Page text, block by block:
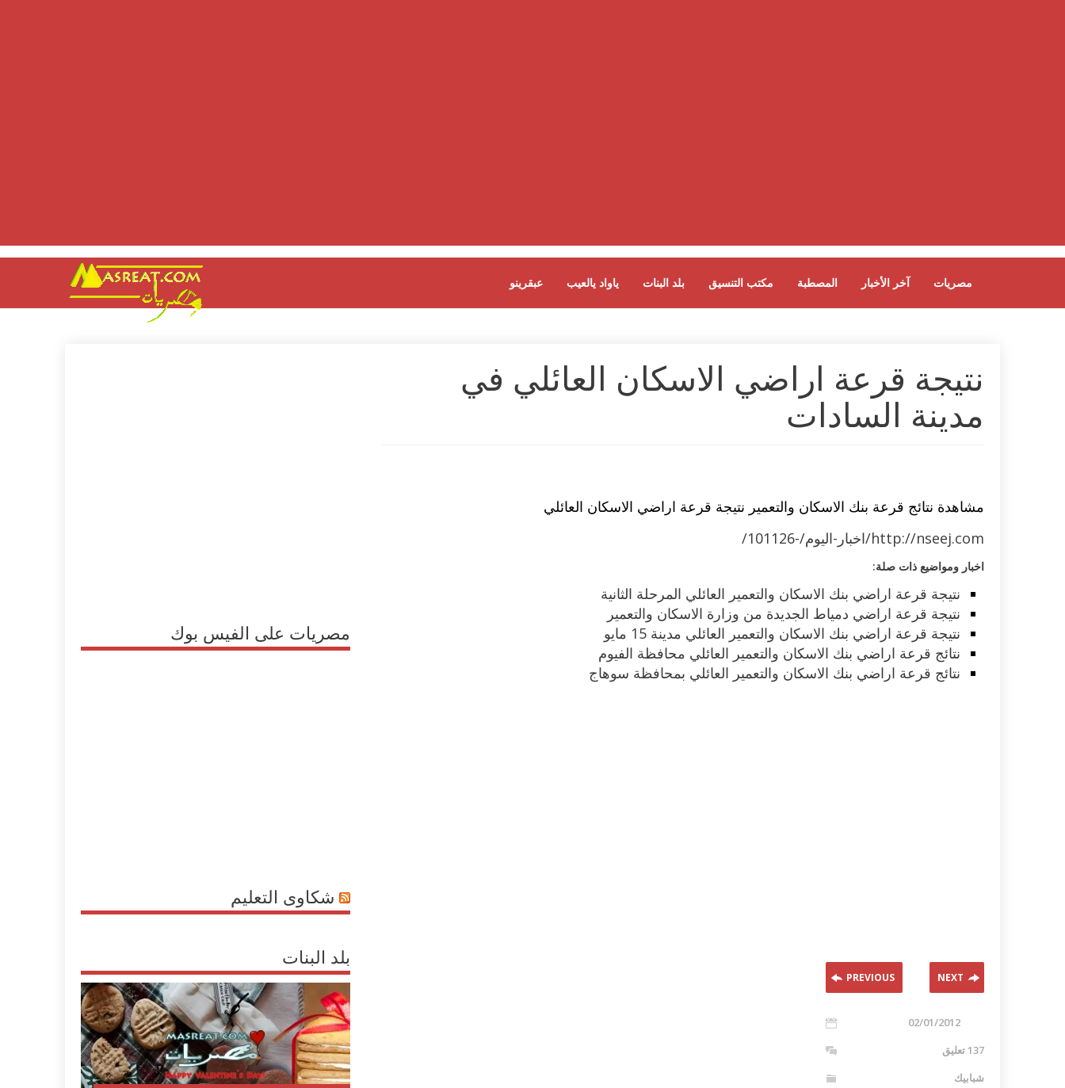
عبقرينو ياواد يالعيب بلد البنات مكتب التنسيق المصطبة آخر الأخبار مصريات
نتيجة قرعة اراضي الاسكان العائلي في
مدينة السادات
مشاهدة نتائج قرعة بنك الاسكان والتعمير نتيجة قرعة اراضي الاسكان العائلي
http://nseej.com/اخبار-اليوم/-101126/
اخبار ومواضيع ذات صلة:
نتيجة قرعة اراضي بنك الاسكان والتعمير العائلي المرحلة الثانية
نتيجة قرعة اراضي دمياط الجديدة من وزارة الاسكان والتعمير
نتيجة قرعة اراضي بنك الاسكان والتعمير العائلي مدينة 15 مايو
نتائج قرعة اراضي بنك الاسكان والتعمير العائلي محافظة الفيوم
نتائج قرعة اراضي بنك الاسكان والتعمير العائلي بمحافظة سوهاج
PREVIOUS NEXT
02/01/2012
137 تعليق
شبابيك
مصريات على الفيس بوك
شكاوى التعليم
بلد البنات